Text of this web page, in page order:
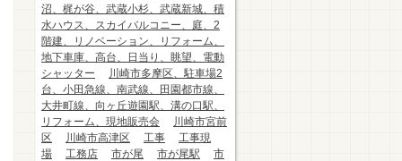
沼、梶が谷、武蔵小杉、武蔵新城、積
水ハウス、スカイバルコニー、庭、2
階建、リノベーション、リフォーム、
地下車庫、高台、日当り、眺望、電動
シャッター
川崎市多摩区、駐車場2
台、小田急線、南武線、田園都市線、
大井町線、向ヶ丘遊園駅、溝の口駅、
リフォーム、現地販売会
川崎市宮前
区
川崎市高津区 工事
工事現
場
工務店 市が尾 市が尾駅
市